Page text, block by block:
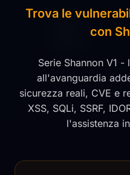
Trova le
con
Serie Shannon V1
all'avanguardia
sicurezza reali, CVE e
XSS, SQLi, SSRF,
l'assistenza